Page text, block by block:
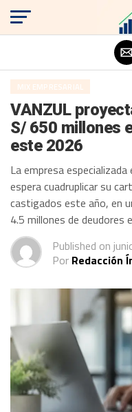
MIX EMPRESARIAL
VANZUL
S/ 650 millones
este 2026
La empresa
espera cuadruplicar su
castigados este año, en
4.5 millones de deudores
Published on
Por Redacción
Salir